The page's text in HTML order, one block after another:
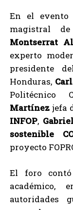
En el evento
magistral
Montserrat
experto
presidente
Honduras,
Politécnico
Martínez jefa
INFOP,
sostenible
proyecto
El foro
académico,
autoridades